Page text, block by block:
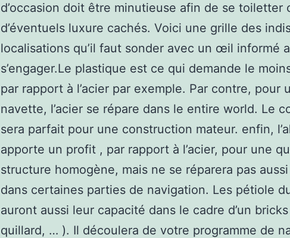
d’occasion doit être minutieuse afin de se toiletter
d’éventuels luxure cachés. Voici une grille des
localisations qu’il faut sonder avec un œil informé
s’engager.Le plastique est ce qui demande le
par rapport à l’acier par exemple. Par contre, pour
navette, l’acier se répare dans le entire world. Le
sera parfait pour une construction mateur. enfin,
apporte un profit , par rapport à l’acier, pour une
structure homogène, mais ne se réparera pas
dans certaines parties de navigation. Les pétiole
auront aussi leur capacité dans le cadre d’un
quillard, … ). Il découlera de votre programme de